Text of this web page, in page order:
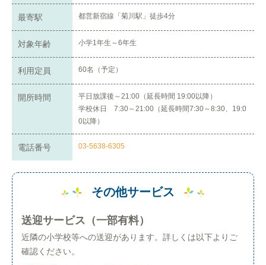
最寄駅 都営新宿線「菊川駅」徒歩4分
対象年齢 小学1年生～6年生
利用定員 60名（予定）
開所時間
平日放課後～21:00（延長時間 19:00以降）
学校休日 7:30～21:00（延長時間7:30～8:30、19:0
0以降）
電話番号 03-5638-6305
その他サービス
送迎サービス（一部有料）
近隣の小学校等への送迎があります。詳しくは以下よりご
確認ください。